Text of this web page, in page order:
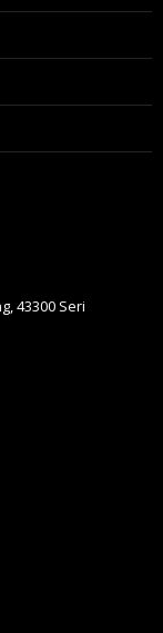
43300 Seri